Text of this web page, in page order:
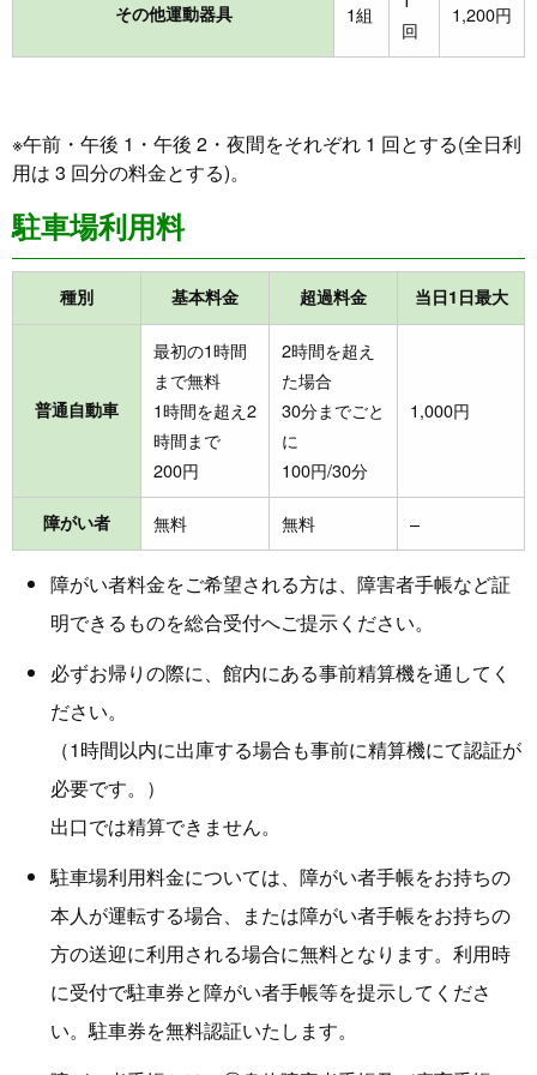
その他運動器具 1組
回
1,200円
※午前・午後 1・午後 2・夜間をそれぞれ 1 回とする(全日利
用は 3 回分の料金とする)。
駐車場利用料
種別 基本料金 超過料金 当日1日最大
普通自動車
最初の1時間
まで無料
1時間を超え2
時間まで
200円
2時間を超え
た場合
30分までごと
に
100円/30分
1,000円
障がい者 無料 無料 –
障がい者料金をご希望される方は、障害者手帳など証
明できるものを総合受付へご提示ください。
必ずお帰りの際に、館内にある事前精算機を通してく
ださい。
（1時間以内に出庫する場合も事前に精算機にて認証が
必要です。）
出口では精算できません。
駐車場利用料金については、障がい者手帳をお持ちの
本人が運転する場合、または障がい者手帳をお持ちの
方の送迎に利用される場合に無料となります。利用時
に受付で駐車券と障がい者手帳等を提示してくださ
い。駐車券を無料認証いたします。